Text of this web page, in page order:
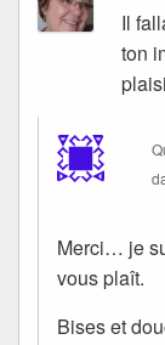
Il
ton
Merci… je
vous plaît.
Bises et